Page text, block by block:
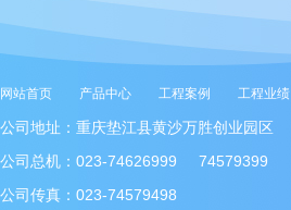
网站首页 产品中心 工程案例 工程业绩
公司地址：重庆垫江县黄沙万胜创业园区
公司总机：023-74626999 74579399
公司传真：023-74579498